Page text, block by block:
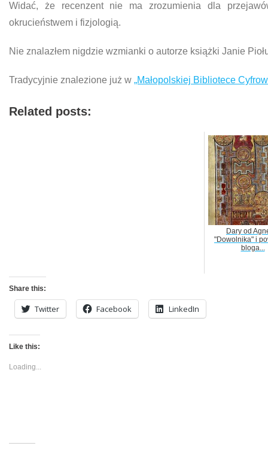
Widać, że recenzent nie ma zrozumienia dla
okrucieństwem i fizjologią.
Nie znalazłem nigdzie wzmianki o autorze książki Janie
Tradycyjnie znalezione już w „Małopolskiej Bibliotece
Related posts:
Dary od
"Dowolnika" i
bloga...
Share this:
Twitter Facebook LinkedIn
Like this:
Loading...